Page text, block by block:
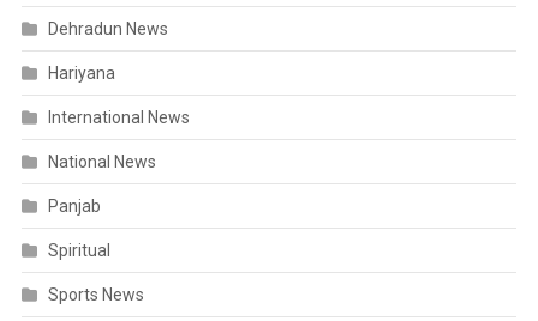
Dehradun News
Hariyana
International News
National News
Panjab
Spiritual
Sports News